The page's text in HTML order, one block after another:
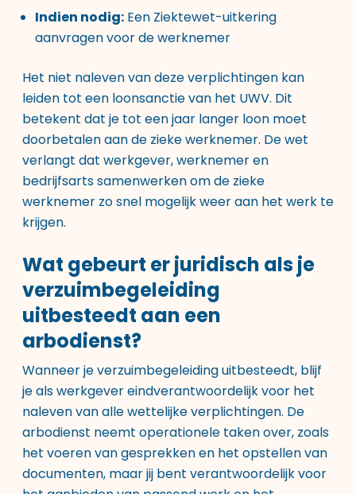
Indien nodig: Een Ziektewet-uitkering
aanvragen voor de werknemer
Het niet naleven van deze verplichtingen kan
leiden tot een loonsanctie van het UWV. Dit
betekent dat je tot een jaar langer loon moet
doorbetalen aan de zieke werknemer. De wet
verlangt dat werkgever, werknemer en
bedrijfsarts samenwerken om de zieke
werknemer zo snel mogelijk weer aan het werk te
krijgen.
Wat gebeurt er juridisch als je
verzuimbegeleiding
uitbesteedt aan een
arbodienst?
Wanneer je verzuimbegeleiding uitbesteedt, blijf
je als werkgever eindverantwoordelijk voor het
naleven van alle wettelijke verplichtingen. De
arbodienst neemt operationele taken over, zoals
het voeren van gesprekken en het opstellen van
documenten, maar jij bent verantwoordelijk voor